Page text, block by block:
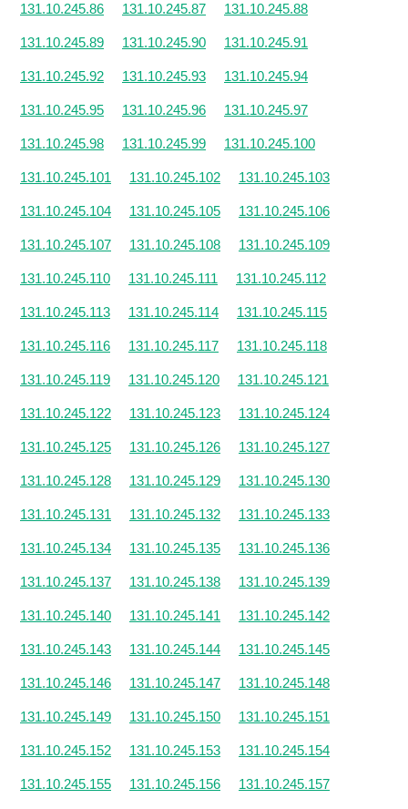
131.10.245.86 131.10.245.87 131.10.245.88
131.10.245.89 131.10.245.90 131.10.245.91
131.10.245.92 131.10.245.93 131.10.245.94
131.10.245.95 131.10.245.96 131.10.245.97
131.10.245.98 131.10.245.99 131.10.245.100
131.10.245.101 131.10.245.102 131.10.245.103
131.10.245.104 131.10.245.105 131.10.245.106
131.10.245.107 131.10.245.108 131.10.245.109
131.10.245.110 131.10.245.111 131.10.245.112
131.10.245.113 131.10.245.114 131.10.245.115
131.10.245.116 131.10.245.117 131.10.245.118
131.10.245.119 131.10.245.120 131.10.245.121
131.10.245.122 131.10.245.123 131.10.245.124
131.10.245.125 131.10.245.126 131.10.245.127
131.10.245.128 131.10.245.129 131.10.245.130
131.10.245.131 131.10.245.132 131.10.245.133
131.10.245.134 131.10.245.135 131.10.245.136
131.10.245.137 131.10.245.138 131.10.245.139
131.10.245.140 131.10.245.141 131.10.245.142
131.10.245.143 131.10.245.144 131.10.245.145
131.10.245.146 131.10.245.147 131.10.245.148
131.10.245.149 131.10.245.150 131.10.245.151
131.10.245.152 131.10.245.153 131.10.245.154
131.10.245.155 131.10.245.156 131.10.245.157